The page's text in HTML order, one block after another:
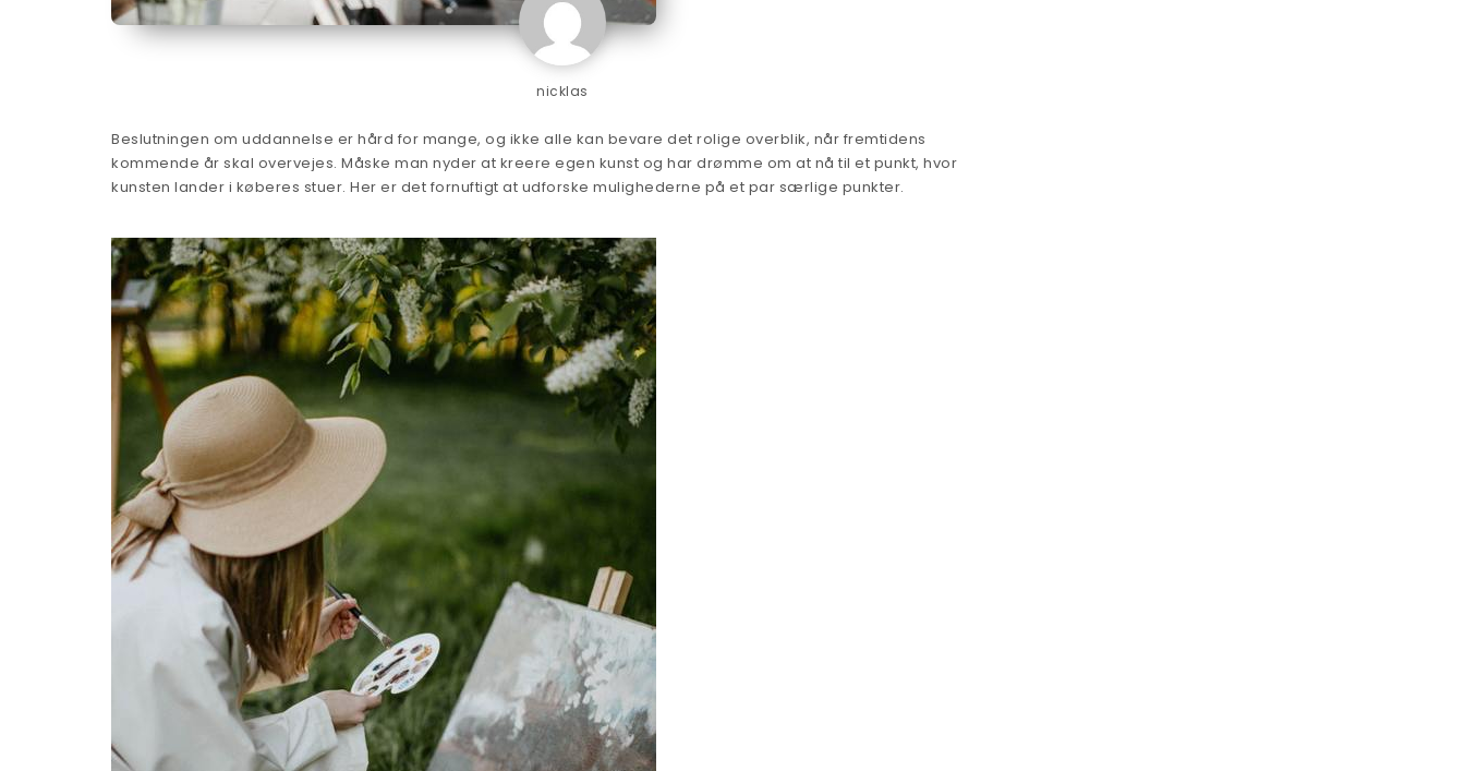
nicklas
Beslutningen om uddannelse er hård for mange, og ikke alle kan bevare det rolige overblik, når fremtidens
kommende år skal overvejes. Måske man nyder at kreere egen kunst og har drømme om at nå til et punkt, hvor
kunsten lander i køberes stuer. Her er det fornuftigt at udforske mulighederne på et par særlige punkter.